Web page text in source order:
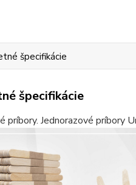
špecifikácie
špecifikácie
príbory. Jednorazové príbory